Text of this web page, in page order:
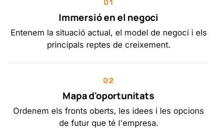
Immersió en el negoci
Entenem la situació actual, el model de negoci i els
principals reptes de creixement.
Mapa d'oportunitats
Ordenem els fronts oberts, les idees i les opcions
de futur que té l'empresa.